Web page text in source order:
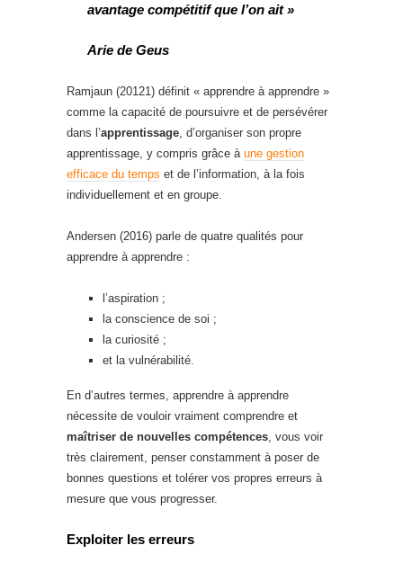
avantage compétitif que l’on ait »
Arie de Geus
Ramjaun (20121) définit « apprendre à apprendre »
comme la capacité de poursuivre et de persévérer
dans l’apprentissage , d’organiser son propre
apprentissage, y compris grâce à une gestion
efficace du temps et de l’information, à la fois
individuellement et en groupe.
Andersen (2016) parle de quatre qualités pour
apprendre à apprendre :
l’aspiration ;
la conscience de soi ;
la curiosité ;
et la vulnérabilité.
En d’autres termes, apprendre à apprendre
nécessite de vouloir vraiment comprendre et
maîtriser de nouvelles compétences , vous voir
très clairement, penser constamment à poser de
bonnes questions et tolérer vos propres erreurs à
mesure que vous progresser.
Exploiter les erreurs